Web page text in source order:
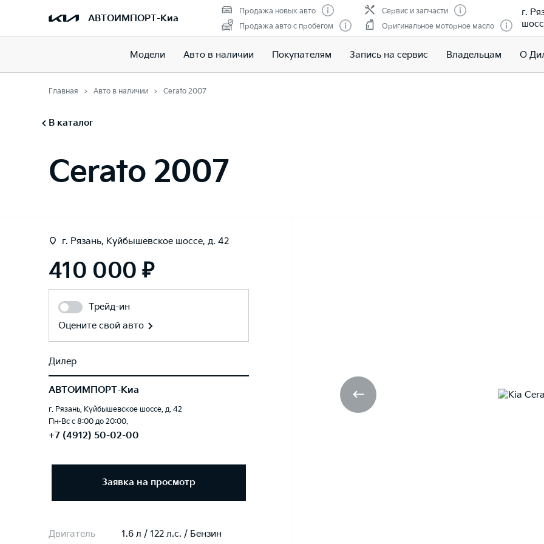
АВТОИМПОРТ-Киа
Продажа новых авто
Продажа авто с пробегом
Сервис и запчасти
Оригинальное моторное масло
г.
Модели Авто в наличии Покупателям Запись на сервис Владельцам О
Главная Авто в наличии Cerato 2007
В каталог
Cerato 2007
г. Рязань, Куйбышевское шоссе, д. 42
410 000 ₽
Трейд-ин
Оцените свой авто
Дилер
АВТОИМПОРТ-Киа
г. Рязань, Куйбышевское шоссе, д. 42
Пн-Вс с 8:00 до 20:00.
+7 (4912) 50-02-00
Заявка на просмотр
Двигатель
1.6 л / 122 л.c. / Бензин